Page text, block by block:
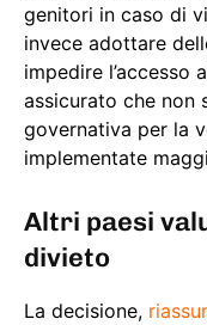
genitori in caso di
invece adottare
impedire l’accesso
assicurato che non
governativa per la
implementate
Altri paesi
divieto
La decisione,